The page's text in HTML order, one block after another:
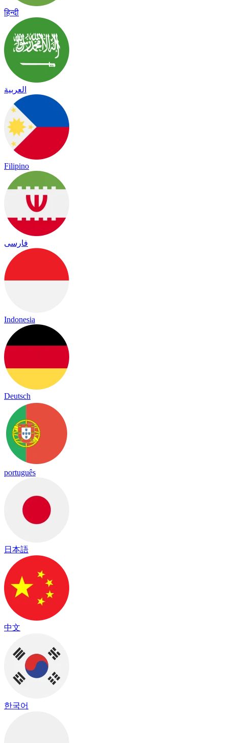
हिन्दी
العربية
Filipino
فارسی
Indonesia
Deutsch
português
日本語
中文
한국어